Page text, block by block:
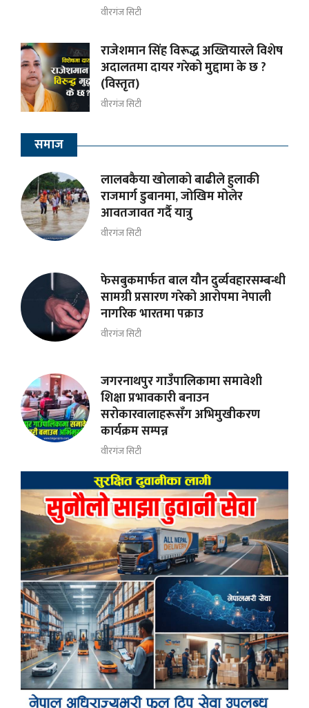
वीरगंज सिटी
राजेशमान सिंह विरूद्ध अख्तियारले विशेष
अदालतमा दायर गरेको मुद्दामा के छ ?
(विस्तृत)
वीरगंज सिटी
समाज
लालबकैया खोलाको बाढीले हुलाकी
राजमार्ग डुबानमा, जोखिम मोलेर
आवतजावत गर्दै यात्रु
वीरगंज सिटी
फेसबुकमार्फत बाल यौन दुर्व्यवहारसम्बन्धी
सामग्री प्रसारण गरेको आरोपमा नेपाली
नागरिक भारतमा पक्राउ
वीरगंज सिटी
जगरनाथपुर गाउँपालिकामा समावेशी
शिक्षा प्रभावकारी बनाउन
सरोकारवालाहरूसँग अभिमुखीकरण
कार्यक्रम सम्पन्न
वीरगंज सिटी